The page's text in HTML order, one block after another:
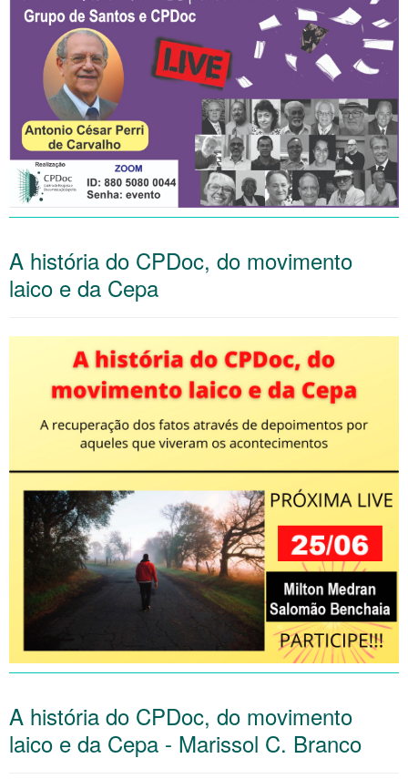
A história do CPDoc, do movimento
laico e da Cepa
A história do CPDoc, do movimento
laico e da Cepa - Marissol C. Branco